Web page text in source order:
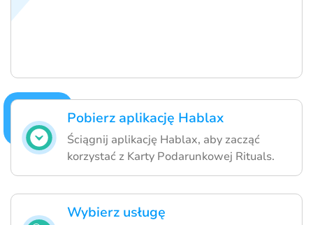
Pobierz aplikację Hablax
Ściągnij aplikację Hablax, aby zacząć
korzystać z Karty Podarunkowej Rituals.
Wybierz usługę